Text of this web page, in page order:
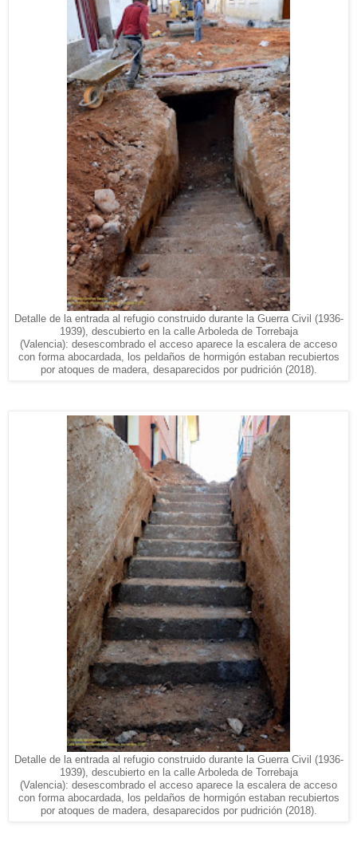
Detalle de la entrada al refugio construido durante la Guerra Civil (1936-
1939), descubierto en la calle Arboleda de Torrebaja
(Valencia): desescombrado el acceso aparece la escalera de acceso
con forma abocardada, los peldaños de hormigón estaban recubiertos
por atoques de madera, desaparecidos por pudrición (2018).
Detalle de la entrada al refugio construido durante la Guerra Civil (1936-
1939), descubierto en la calle Arboleda de Torrebaja
(Valencia): desescombrado el acceso aparece la escalera de acceso
con forma abocardada, los peldaños de hormigón estaban recubiertos
por atoques de madera, desaparecidos por pudrición (2018).